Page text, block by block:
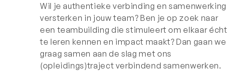
Wil je authentieke verbinding en samenwerking
versterken in jouw team? Ben je op zoek naar
een teambuilding die stimuleert om elkaar écht
te leren kennen en impact maakt? Dan gaan we
graag samen aan de slag met ons
(opleidings)traject verbindend samenwerken.